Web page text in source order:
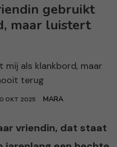
gebruikt
maar luistert
OKT 2025 MARA
vriendin, dat staat